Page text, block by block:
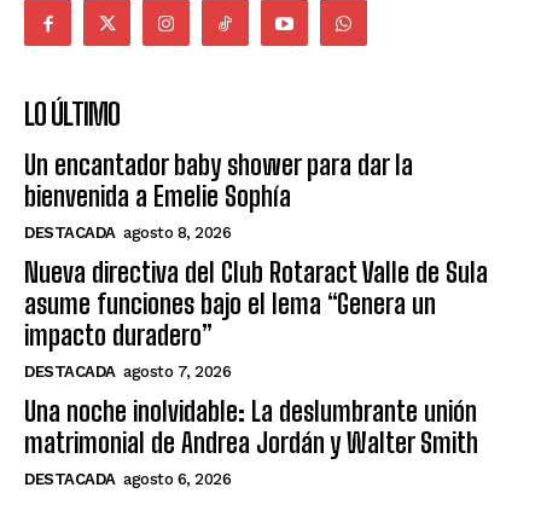
LO ÚLTIMO
Un encantador baby shower para dar la
bienvenida a Emelie Sophía
DESTACADA agosto 8, 2026
Nueva directiva del Club Rotaract Valle de Sula
asume funciones bajo el lema “Genera un
impacto duradero”
DESTACADA agosto 7, 2026
Una noche inolvidable: La deslumbrante unión
matrimonial de Andrea Jordán y Walter Smith
DESTACADA agosto 6, 2026